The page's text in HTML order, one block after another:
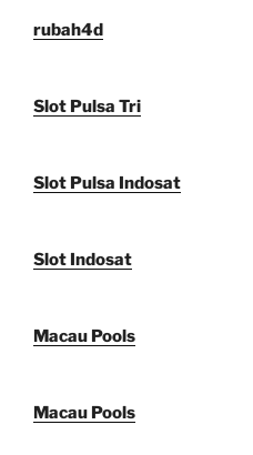
rubah4d
Slot Pulsa Tri
Slot Pulsa Indosat
Slot Indosat
Macau Pools
Macau Pools